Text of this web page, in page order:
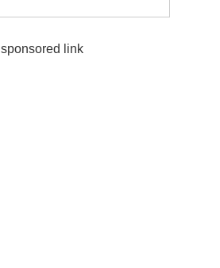
sponsored link